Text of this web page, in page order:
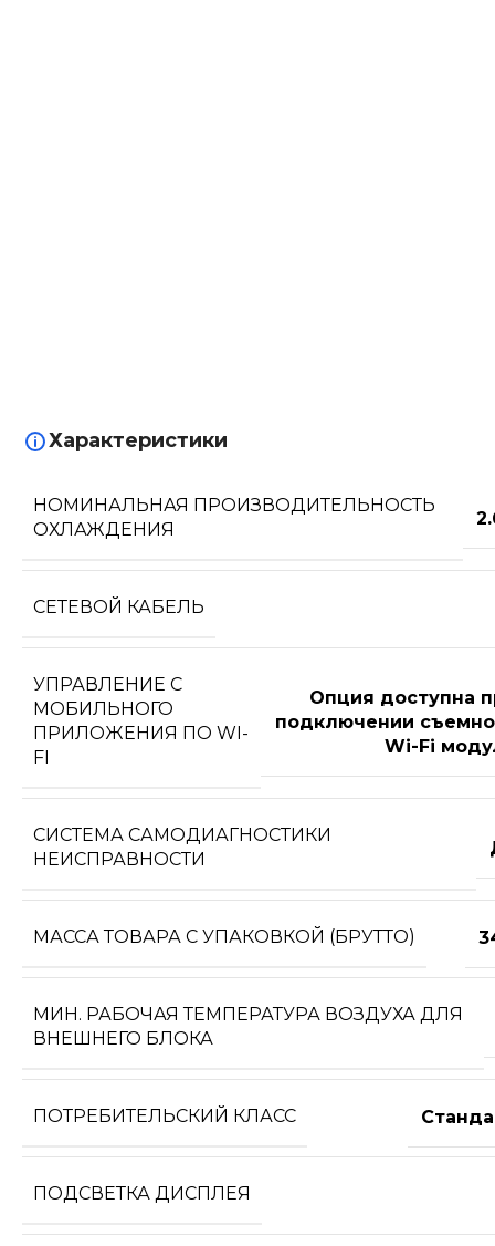
Характеристики
НОМИНАЛЬНАЯ ПРОИЗВОДИТЕЛЬНОСТЬ
ОХЛАЖДЕНИЯ
СЕТЕВОЙ КАБЕЛЬ
УПРАВЛЕНИЕ C
МОБИЛЬНОГО
ПРИЛОЖЕНИЯ ПО WI-
FI
Опция доступна
подключении
Wi-Fi
СИСТЕМА САМОДИАГНОСТИКИ
НЕИСПРАВНОСТИ
МАССА ТОВАРА С УПАКОВКОЙ (БРУТТО)
МИН. РАБОЧАЯ ТЕМПЕРАТУРА ВОЗДУХА ДЛЯ
ВНЕШНЕГО БЛОКА
ПОТРЕБИТЕЛЬСКИЙ КЛАСС
ПОДСВЕТКА ДИСПЛЕЯ